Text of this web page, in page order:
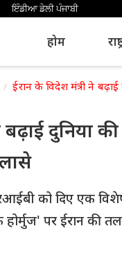
ਇੰਡੀਆ ਡੇਲੀ ਪੰਜਾਬੀ
होम
ईरान के विदेश मंत्री ने
बढ़ाई दुनिया
को दिए एक
होर्मुज' पर ईरान की